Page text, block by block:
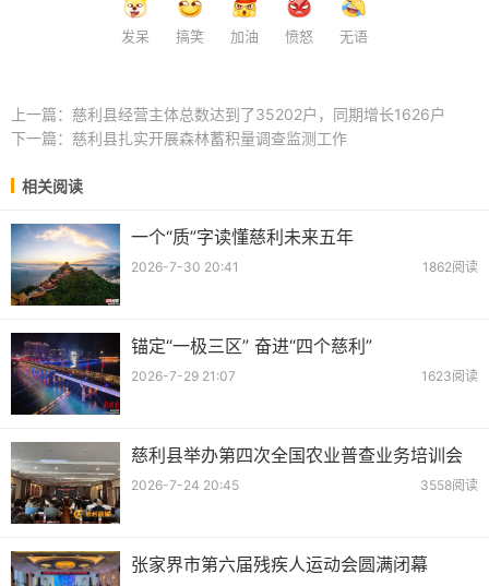
发呆 搞笑 加油 愤怒 无语
上一篇： 慈利县经营主体总数达到了35202户，同期增长1626户
下一篇： 慈利县扎实开展森林蓄积量调查监测工作
相关阅读
一个“质”字读懂慈利未来五年
2026-7-30 20:41 1862阅读
锚定“一极三区” 奋进“四个慈利”
2026-7-29 21:07 1623阅读
慈利县举办第四次全国农业普查业务培训会
2026-7-24 20:45 3558阅读
张家界市第六届残疾人运动会圆满闭幕